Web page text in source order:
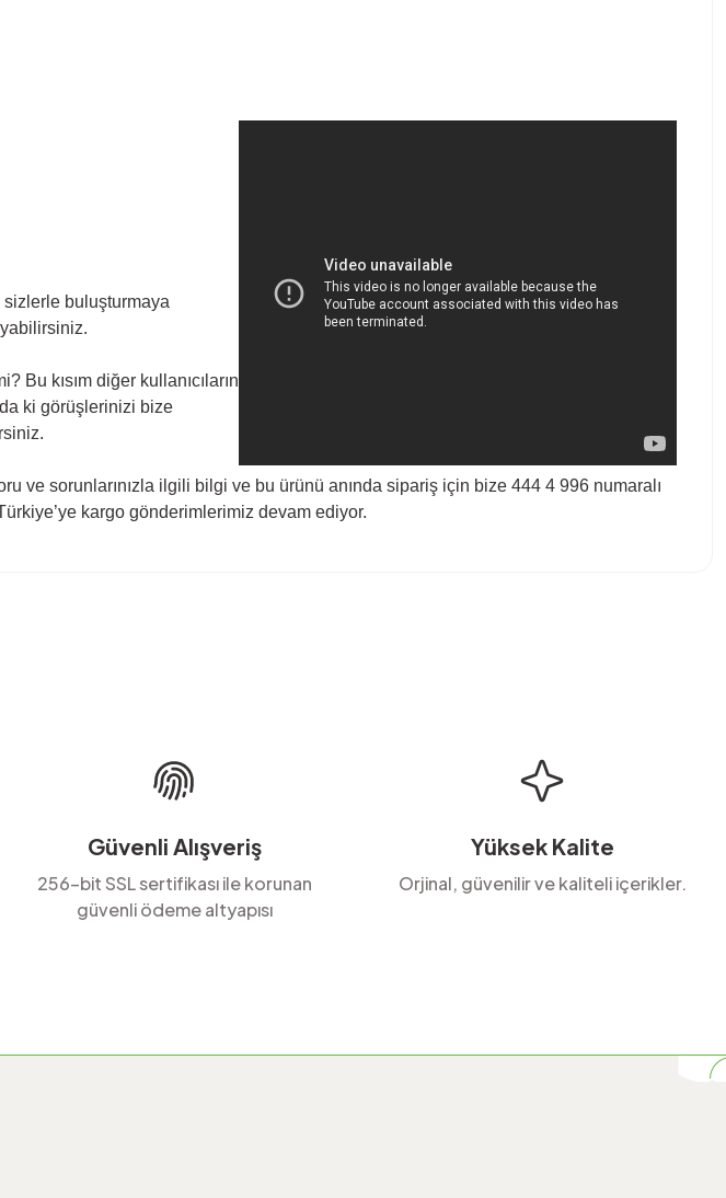
buluşturmaya
kısım diğer kullanıcıların
ki görüşlerinizi bize
ve sorunlarınızla ilgili bilgi ve bu ürünü anında sipariş için bize 444 4 996 numaralı
kargo gönderimlerimiz devam ediyor.
Güvenli Alışveriş
256-bit SSL sertifikası ile korunan
güvenli ödeme altyapısı
Yüksek Kalite
Orjinal, güvenilir ve kaliteli içerikler.